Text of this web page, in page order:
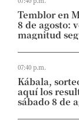
Temblor en
8 de agosto:
magnitud
07:40 p.m.
Kábala,
aquí los
sábado 8 de